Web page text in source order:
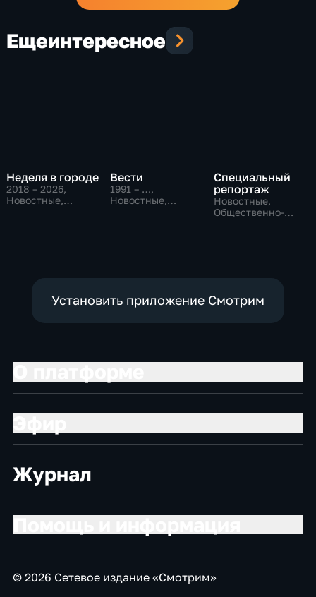
Ещеинтересное
Неделя в городе
2018 – 2026,
Новостные,
Вести
1991 – …,
Новостные,
Специальный
репортаж
Новостные,
Общественно-
Установить приложение Смотрим
Журнал
© 2026 Сетевое издание «Смотрим»